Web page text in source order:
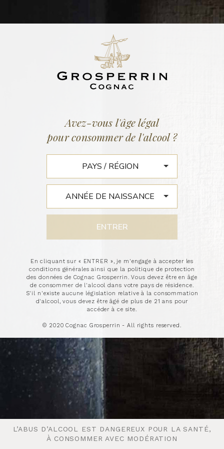
ACTUALITÉS
Accueil /Actualités
THE SPIRITS BUSINESS : THE
GLOBAL COGNAC MASTERS
2015 RESULTS
3rd September, 2015 by Annie Hayes
VS PREMIUM
Louis Royer
Louis Royer VS
Gold
Larsen SAS
Larsen Cognac VS
Silver
VSOP PREMIUM
Louis Jolliet VSOP
Louis Royer
Louis Royer VSOP
Hermitage
Cognacs
Hermitage Provenance 6 Grande
Champagne
Gold
Merlet & Fils
Merlet Brothers Blend Cognac
Silver
Bache-
Gabrielsen
Bache-Gabrielsen Cognac VSOP Silver
VSOP SINGLE CRU
Cognac Frapin VSOP
Bache-
Gabrielsen
Bache-Gabrielsen Cognac XO
L’ABUS D’ALCOOL EST DANGEREUX POUR LA SANTÉ,
À CONSOMMER AVEC MODÉRATION
Avez-vous l'âge légal
pour consommer de l'alcool ?
En cliquant sur « ENTRER », je m'engage à accepter les
conditions générales ainsi que la politique de protection
des données de Cognac Grosperrin. Vous devez être en âge
de consommer de l'alcool dans votre pays de résidence.
S'il n'existe aucune législation relative à la consommation
d'alcool, vous devez être âgé de plus de 21 ans pour
accéder à ce site.
© 2020 Cognac Grosperrin - All rights reserved.
L’ABUS D’ALCOOL EST DANGEREUX POUR LA SANTÉ,
À CONSOMMER AVEC MODÉRATION